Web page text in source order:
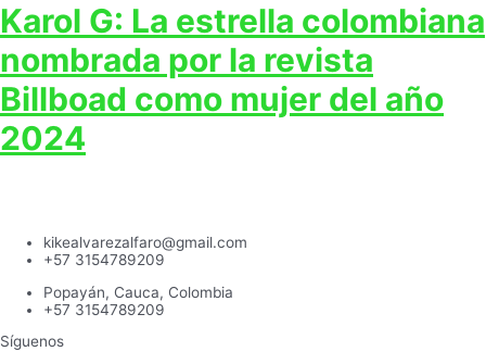
Karol G: La estrella colombiana
nombrada por la revista
Billboad como mujer del año
2024
kikealvarezalfaro@gmail.com
+57 3154789209
Popayán, Cauca, Colombia
+57 3154789209
Síguenos